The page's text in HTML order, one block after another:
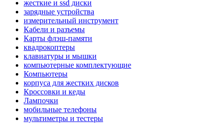
жесткие и ssd диски
зарядные устройства
измерительный инструмент
Кабели и разъемы
Карты флэш-памяти
квадрокоптеры
клавиатуры и мышки
компьютерные комплектующие
Компьютеры
корпуса для жестких дисков
Кроссовки и кеды
Лампочки
мобильные телефоны
мультиметры и тестеры